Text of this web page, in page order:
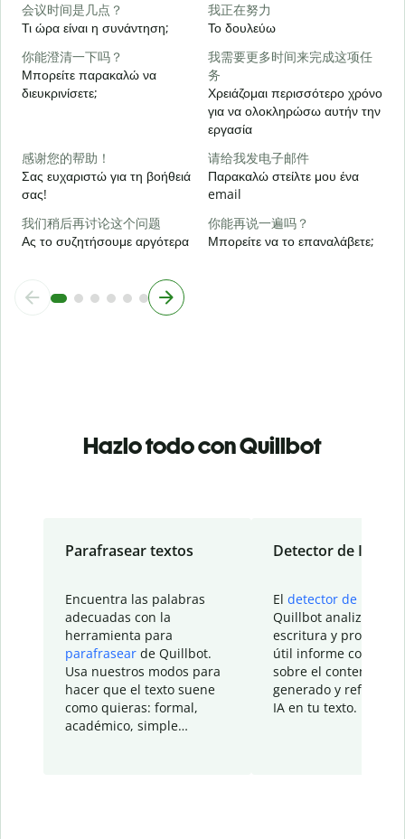
会议时间是几点？
Τι ώρα είναι η συνάντηση;
我正在努力
Το δουλεύω
你能澄清一下吗？
Μπορείτε παρακαλώ να
διευκρινίσετε;
我需要更多时间来完成这项任
务
Χρειάζομαι περισσότερο χρόνο
για να ολοκληρώσω αυτήν την
εργασία
感谢您的帮助！
Σας ευχαριστώ για τη βοήθειά
σας!
请给我发电子邮件
Παρακαλώ στείλτε μου ένα
email
我们稍后再讨论这个问题
Ας το συζητήσουμε αργότερα
你能再说一遍吗？
Μπορείτε να το επαναλάβετε;
Hazlo todo con Quillbot
Parafrasear textos
Encuentra las palabras
adecuadas con la
herramienta para
parafrasear de Quillbot.
Usa nuestros modos para
hacer que el texto suene
como quieras: formal,
académico, simple…
Detector de IA
El detector de IA
Quillbot analiza tu
escritura y
útil informe con
sobre el contenido
generado y refinado
IA en tu texto.